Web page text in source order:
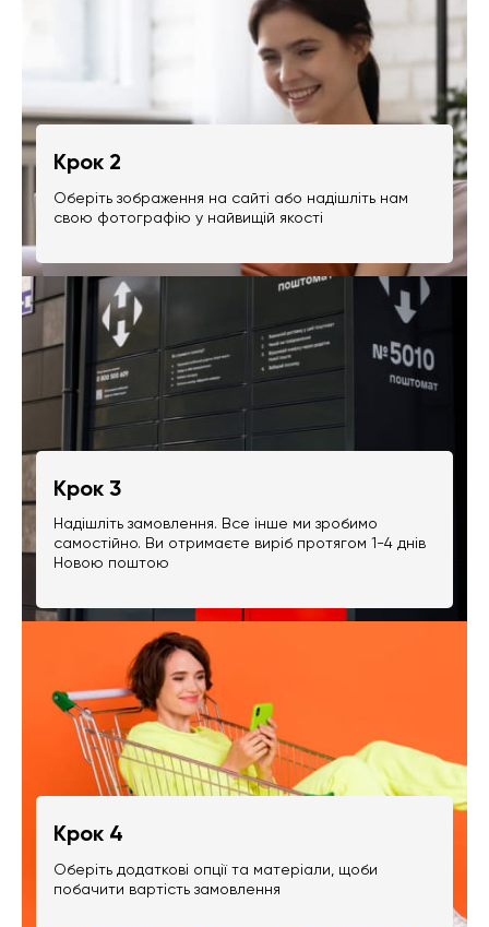
Крок 2
Оберіть зображення на сайті або надішліть нам
свою фотографію у найвищій якості
Крок 3
Надішліть замовлення. Все інше ми зробимо
самостійно. Ви отримаєте виріб протягом 1-4 днів
Новою поштою
Крок 4
Оберіть додаткові опції та матеріали, щоби
побачити вартість замовлення